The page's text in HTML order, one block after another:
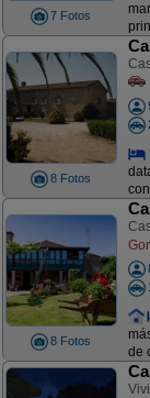
7 Fotos
8 Fotos
8 Fotos
de